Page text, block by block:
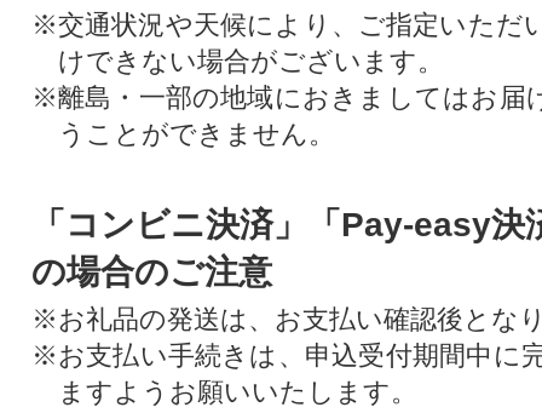
※交通状況や天候により、ご指定いただ
けできない場合がございます。
※離島・一部の地域におきましてはお届
うことができません。
「コンビニ決済」「Pay-easy決
の場合のご注意
※お礼品の発送は、お支払い確認後とな
※お支払い手続きは、申込受付期間中に
ますようお願いいたします。